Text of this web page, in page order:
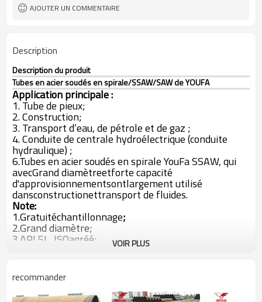
AJOUTER UN COMMENTAIRE
Description
Description du produit
Tubes en acier soudés en spirale/SSAW/SAW de YOUFA
Application principale :
1. Tube de pieux;
2. Construction;
3. Transport d’eau, de pétrole et de gaz ;
4. Conduite de centrale hydroélectrique (conduite
hydraulique) ;
6.Tubes en acier soudés en spirale YouFa SSAW, qui
avecGrand diamètreetforte capacité
d'approvisionnementsontlargement utilisé
dansconstructionettransport de fluides.
Note:
1.Gratuitéchantillonnage;
2.Grand diamètre;
3. API 5L, ISOagréé;
assurance qualité.
soudés en spirale SSAW
besoins (OEM et ODM) !
deGroupe YouFa.
VOIR PLUS
recommander